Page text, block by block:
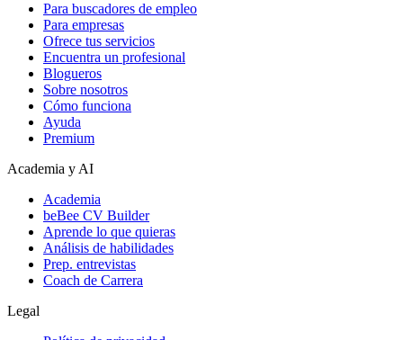
Para buscadores de empleo
Para empresas
Ofrece tus servicios
Encuentra un profesional
Blogueros
Sobre nosotros
Cómo funciona
Ayuda
Premium
Academia y AI
Academia
beBee CV Builder
Aprende lo que quieras
Análisis de habilidades
Prep. entrevistas
Coach de Carrera
Legal